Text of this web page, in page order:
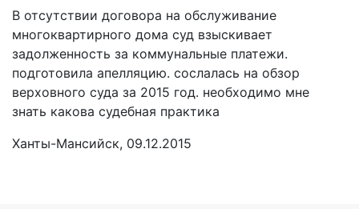
В отсутствии договора на обслуживание
многоквартирного дома суд взыскивает
задолженность за коммунальные платежи.
подготовила апелляцию. сослалась на обзор
верховного суда за 2015 год. необходимо мне
знать какова судебная практика
Ханты-Мансийск, 09.12.2015